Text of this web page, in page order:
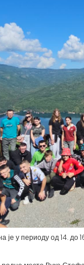
је у периоду од 14.